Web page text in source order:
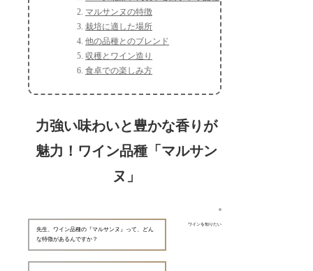
マルサンヌの特徴
栽培に適した場所
他の品種とのブレンド
収穫とワイン造り
食卓での楽しみ方
力強い味わいと豊かな香りが
魅力！ワイン品種「マルサン
ヌ」
ワインを知りたい
先生、ワイン品種の『マルサンヌ』って、どん
な特徴があるんですか？